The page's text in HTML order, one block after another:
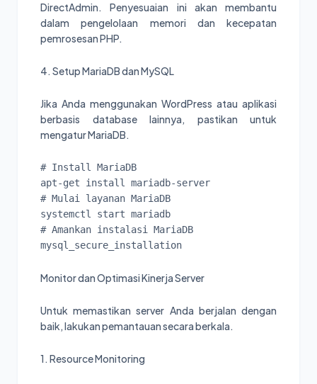
DirectAdmin. Penyesuaian ini akan membantu
dalam pengelolaan memori dan kecepatan
pemrosesan PHP.
4. Setup MariaDB dan MySQL
Jika Anda menggunakan WordPress atau aplikasi
berbasis database lainnya, pastikan untuk
mengatur MariaDB.
# Install MariaDB
apt-get install mariadb-server
# Mulai layanan MariaDB
systemctl start mariadb
# Amankan instalasi MariaDB
Monitor dan Optimasi Kinerja Server
Untuk memastikan server Anda berjalan dengan
baik, lakukan pemantauan secara berkala.
1. Resource Monitoring